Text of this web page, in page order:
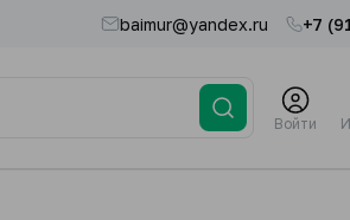
baimur@yandex.ru +7
Войти